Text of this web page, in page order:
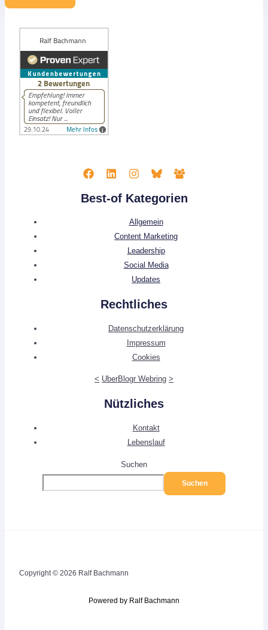
Best-of Kategorien
Allgemein
Content Marketing
Leadership
Social Media
Updates
Rechtliches
Datenschutzerklärung
Impressum
Cookies
< UberBlogr Webring >
Nützliches
Kontakt
Lebenslauf
Suchen
Suchen
Copyright © 2026 Ralf Bachmann
Powered by Ralf Bachmann